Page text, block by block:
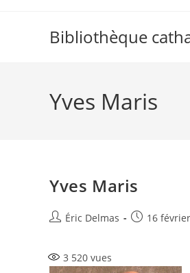
Bibliothèque
Yves Maris
Yves Maris
Auteur/autrice
publication :
Éric Delmas
Publication
16
3 520 vues